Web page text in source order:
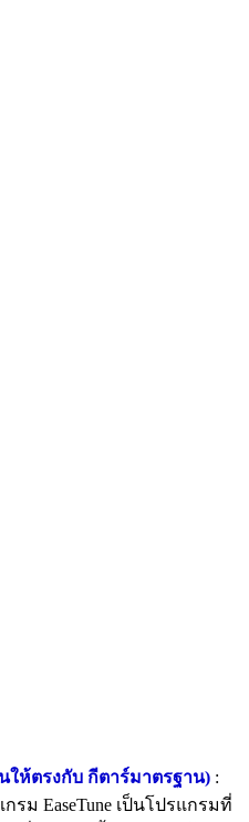
ให้ตรงกับ กีตาร์มาตรฐาน) :
ม EaseTune เป็นโปรแกรมที่